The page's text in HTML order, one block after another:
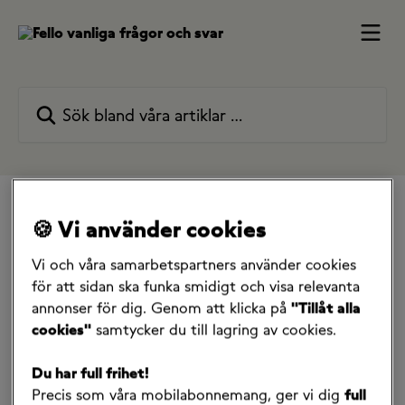
Alla samlingar Jag vill bli en fello
Har Fello rabatterade abonnemang för pensionärer?
Har Fello rabatterade
abonnemang för
pensionärer?
10 januari 2025
🍪 Vi använder cookies
Vi och våra samarbetspartners använder cookies
för att sidan ska funka smidigt och visa relevanta
annonser för dig. Genom att klicka på"Tillåt alla
cookies" samtycker du till lagring av cookies.
Du har full frihet!
Precis som våra mobilabonnemang, ger vi digfull